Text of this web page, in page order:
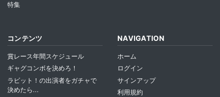
特集
コンテンツ
賞レース年間スケジュール
ギャグコンボを決めろ！
ラビット！の出演者をガチャで
決めたら...
NAVIGATION
ホーム
ログイン
サインアップ
利用規約